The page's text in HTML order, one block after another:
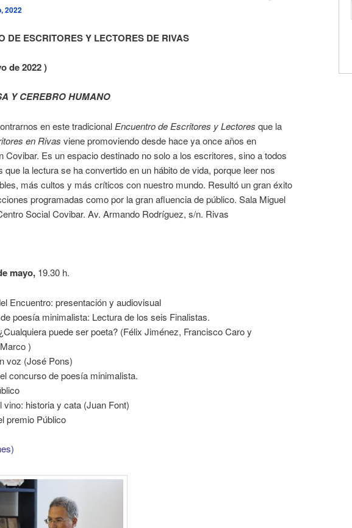
2022
DE ESCRITORES Y LECTORES DE RIVAS
de 2022 )
Y CEREBRO HUMANO
en este tradicional Encuentro de Escritores y Lectores que la
en Rivas viene promoviendo desde hace ya once años en
Covibar. Es un espacio destinado no solo a los escritores, sino a todos
que la lectura se ha convertido en un hábito de vida, porque leer nos
más cultos y más críticos con nuestro mundo. Resultó un gran éxito
programadas como por la gran afluencia de público. Sala Miguel
Social Covibar. Av. Armando Rodríguez, s/n. Rivas
mayo, 19.30 h.
Encuentro: presentación y audiovisual
poesía minimalista: Lectura de los seis Finalistas.
puede ser poeta? (Félix Jiménez, Francisco Caro y
)
voz (José Pons)
concurso de poesía minimalista.
vino: historia y cata (Juan Font)
premio Público